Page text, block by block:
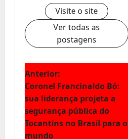
Visite o site
Ver todas as
postagens
N
a
v
Anterior:
Coronel Francinaldo Bó:
sua liderança projeta a
segurança pública do
Tocantins no Brasil para o
mundo